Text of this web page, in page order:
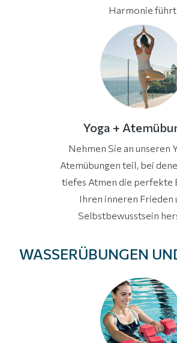
Harmonie führt
Yoga +
Nehmen Sie an unseren
Atemübungen teil, bei
tiefes Atmen die perfekte
Ihren inneren Frieden
Selbstbewusstsein
WASSERÜBUNGEN